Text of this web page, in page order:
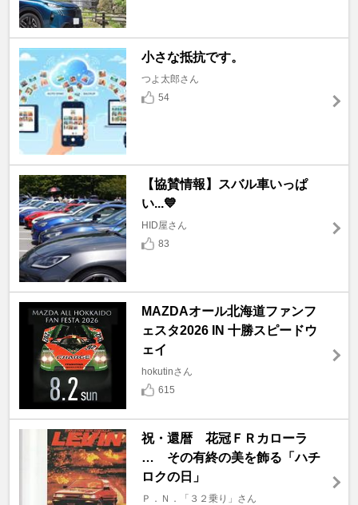
小さな抵抗です。
つよ太郎さん
54
【協賛情報】スバル車いっぱ
い...💙
HID屋さん
83
MAZDAオール北海道ファンフ
ェスタ2026 IN 十勝スピードウ
ェイ
hokutinさん
615
祝・還暦 花冠ＦＲカローラ
… その有終の美を飾る「ハチ
ロクの日」
Ｐ．Ｎ．「３２乗り」さん